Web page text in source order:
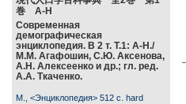
巻 А-Н
Современная
демографическая
энциклопедия. В 2 т. Т.1: А-Н./
М.М. Агафошин, С.Ю. Аксенова,
А.Н. Алексеенко и др.; гл. ред.
А.А. Ткаченко.
М., <Энциклопедия> 512 c. hard